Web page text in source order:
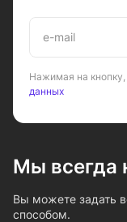
Нажимая на
данных
Мы всегда
Вы можете задать
способом.